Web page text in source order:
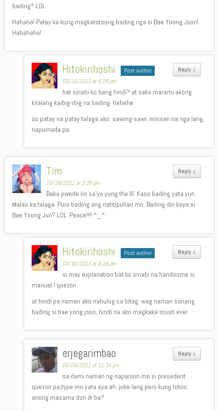
bading? LOL.
Hahaha! Patay ka kung magkatotoong bading nga si Bae Yoong Joon!
Hahahaha!
Reply ↓
Hitokirihoshi Post author
03/16/2011 at 6:28 pm
bat sinabi ko bang hindi? at saka marami akong
kilalang kaibig-ibig na bading. hehehe
oo patay na patay talaga ako. sawing-sawi. minsan na nga lang,
napurnada pa.
Reply ↓
Tim
03/16/2011 at 5:55 pm
Baka pwede rin sa’yo yung the III. Kaso bading yata yun.
Malas ka talaga. Puro bading ang natitipuhan mo. Bading din kaya si
Bae Yoong Jun? LOL. Peace!!!! ^_^
Reply ↓
Hitokirihoshi Post author
03/16/2011 at 6:16 pm
oi may explanation bat ko sinabi na handsome si
manuel l quezon.
at hindi pa naman ako nahulog sa bitag. wag naman sanang
bading si bae yong joon, hindi na ako magkaka-crush ever.
Reply ↓
erjegarimbao
05/26/2011 at 11:34 pm
sa dami naman ng napansin mo si presedent
quezon pa,type mo yata sya ah..joke lang pero kung totoo.
anong masama don di ba?